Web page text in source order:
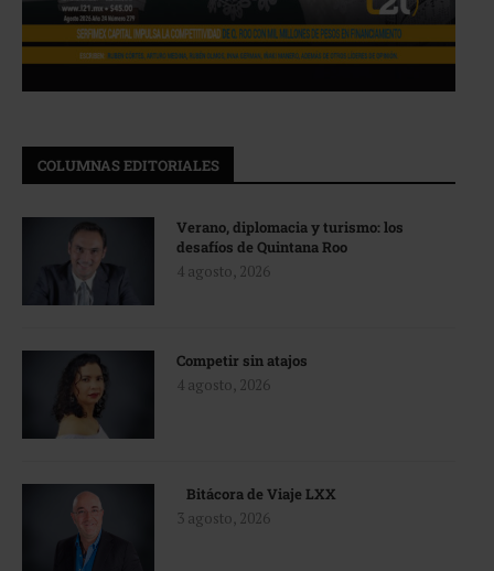
COLUMNAS EDITORIALES
Verano, diplomacia y turismo: los
desafíos de Quintana Roo
4 agosto, 2026
Competir sin atajos
4 agosto, 2026
Bitácora de Viaje LXX
3 agosto, 2026